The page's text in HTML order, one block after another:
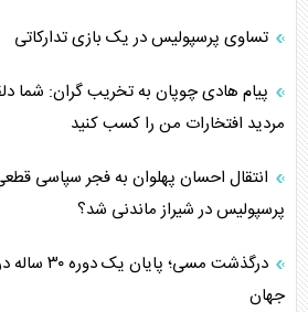
تساوی پرسپولیس در یک بازی تدارکاتی
پیام هادی چوپان به تخریب گران: شما
مردید افتخارات من را کسب کنید
انتقال احسان پهلوان به فجر سپاسی
پرسپولیس در شیراز ماندنی شد؟
درگذشت مسی؛
جهان